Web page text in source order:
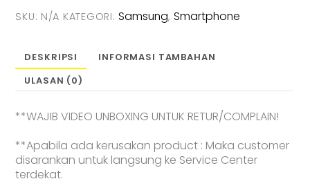
Z
Fold7
12GB
/
256GB
Smartphone
Garansi
Resmi
SKU: N/A KATEGORI:Samsung, Smartphone
DESKRIPSI
INFORMASI TAMBAHAN
ULASAN (0)
**WAJIB VIDEO UNBOXING UNTUK RETUR/COMPLAIN!
**Apabila ada kerusakan product : Maka customer
disarankan untuk langsung ke Service Center
terdekat.